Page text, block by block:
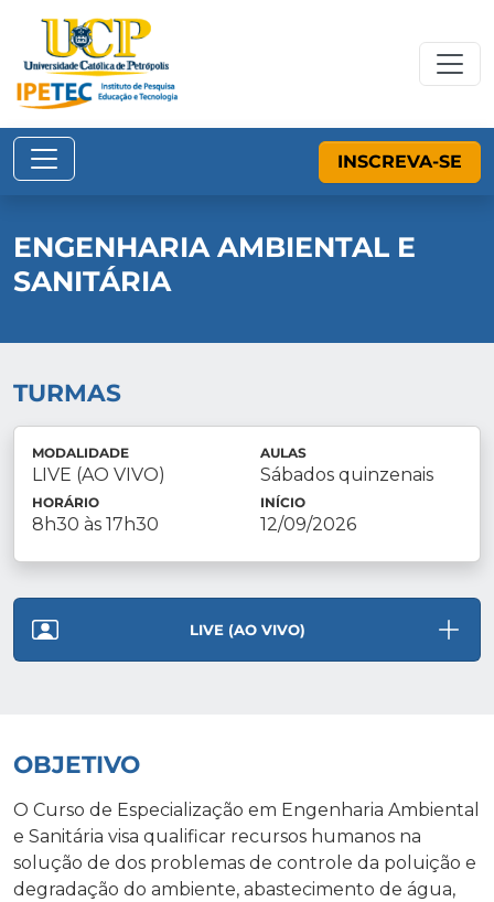
INSCREVA-SE
ENGENHARIA AMBIENTAL E
SANITÁRIA
TURMAS
MODALIDADE
LIVE (AO VIVO)
AULAS
Sábados quinzenais
HORÁRIO
8h30 às 17h30
INÍCIO
12/09/2026
LIVE (AO VIVO)
OBJETIVO
O Curso de Especialização em Engenharia Ambiental
e Sanitária visa qualificar recursos humanos na
solução de dos problemas de controle da poluição e
degradação do ambiente, abastecimento de água,